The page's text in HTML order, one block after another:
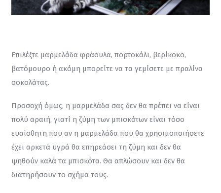
Επιλέξτε μαρμελάδα φράουλα, πορτοκάλι, βερίκοκο,
βατόμουρο ή ακόμη μπορείτε να τα γεμίσετε με πραλίνα
σοκολάτας.
Προσοχή όμως, η μαρμελάδα σας δεν θα πρέπει να είναι
πολύ αραιή, γιατί η ζύμη των μπισκότων είναι τόσο
ευαίσθητη που αν η μαρμελάδα που θα χρησιμοποιήσετε
έχει αρκετά υγρά θα επηρεάσει τη ζύμη και δεν θα
ψηθούν καλά τα μπισκότα. Θα απλώσουν και δεν θα
διατηρήσουν το σχήμα τους.